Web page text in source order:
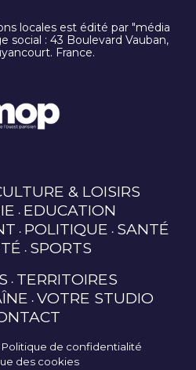
locales est édité par "média
social : 43 Boulevard Vauban,
France.
& LOISIRS
EDUCATION
POLITIQUE SANTÉ
SPORTS
TERRITOIRES
VOTRE STUDIO
Politique de confidentialité
des cookies